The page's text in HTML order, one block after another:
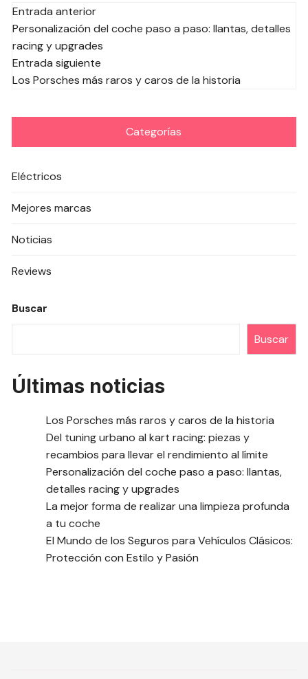
Navegación
de
las
entradas
Entrada anterior
Personalización del coche paso a paso: llantas, detalles
racing y upgrades
Entrada siguiente
Los Porsches más raros y caros de la historia
Categorías
Eléctricos
Mejores marcas
Noticias
Reviews
Buscar
Buscar
Últimas noticias
Los Porsches más raros y caros de la historia
Del tuning urbano al kart racing: piezas y
recambios para llevar el rendimiento al límite
Personalización del coche paso a paso: llantas,
detalles racing y upgrades
La mejor forma de realizar una limpieza profunda
a tu coche
El Mundo de los Seguros para Vehículos Clásicos:
Protección con Estilo y Pasión